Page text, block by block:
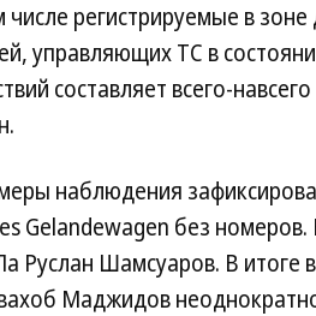
регистрируемые в
управляющих ТС в
составляет всего-
наблюдения
Gelandewagen без
Руслан Шамсуаров. В итоге
Маджидов